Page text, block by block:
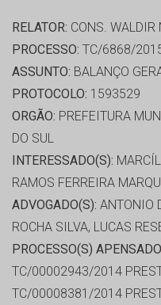
RELATOR: CONS. WALDIR
PROCESSO: TC/6868/
ASSUNTO: BALANÇO
PROTOCOLO: 1593529
ORGÃO: PREFEITURA
DO SUL
INTERESSADO(S):
RAMOS FERREIRA
ADVOGADO(S): ANTONIO
ROCHA SILVA, LUCAS
PROCESSO(S)
TC/00002943/2014
TC/00008381/2014